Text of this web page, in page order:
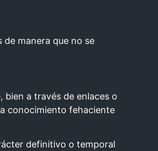
manera que no se
a través de enlaces o
conocimiento fehaciente
definitivo o temporal